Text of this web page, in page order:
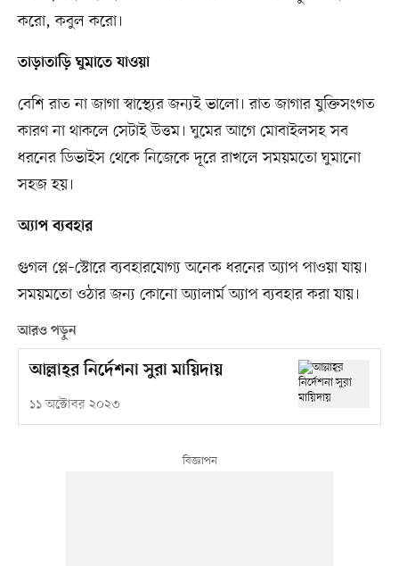
করো, কবুল করো।
তাড়াতাড়ি ঘুমাতে যাওয়া
বেশি রাত না জাগা স্বাস্থ্যের জন্যই ভালো। রাত জাগার যুক্তিসংগত
কারণ না থাকলে সেটাই উত্তম। ঘুমের আগে মোবাইলসহ সব
ধরনের ডিভাইস থেকে নিজেকে দূরে রাখলে সময়মতো ঘুমানো
সহজ হয়।
অ্যাপ ব্যবহার
গুগল প্লে–স্টোরে ব্যবহারযোগ্য অনেক ধরনের অ্যাপ পাওয়া যায়।
সময়মতো ওঠার জন্য কোনো অ্যালার্ম অ্যাপ ব্যবহার করা যায়।
আরও পড়ুন
আল্লাহ্‌র নির্দেশনা সুরা মায়িদায়
১১ অক্টোবর ২০২৩